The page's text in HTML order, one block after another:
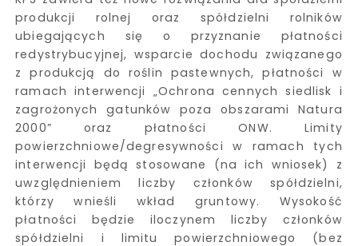
produkcji rolnej oraz spółdzielni rolników
ubiegających się o przyznanie płatności
redystrybucyjnej, wsparcie dochodu związanego
z produkcją do roślin pastewnych, płatności w
ramach interwencji „Ochrona cennych siedlisk i
zagrożonych gatunków poza obszarami Natura
2000” oraz płatności ONW. Limity
powierzchniowe/degresywności w ramach tych
interwencji będą stosowane (na ich wniosek) z
uwzględnieniem liczby członków spółdzielni,
którzy wnieśli wkład gruntowy. Wysokość
płatności będzie iloczynem liczby członków
spółdzielni i limitu powierzchniowego (bez